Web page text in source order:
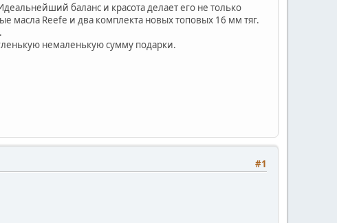
баланс и красота делает его не только
масла Reefe и два комплекта новых топовых 16 мм тяг.
немаленькую сумму подарки.
#1